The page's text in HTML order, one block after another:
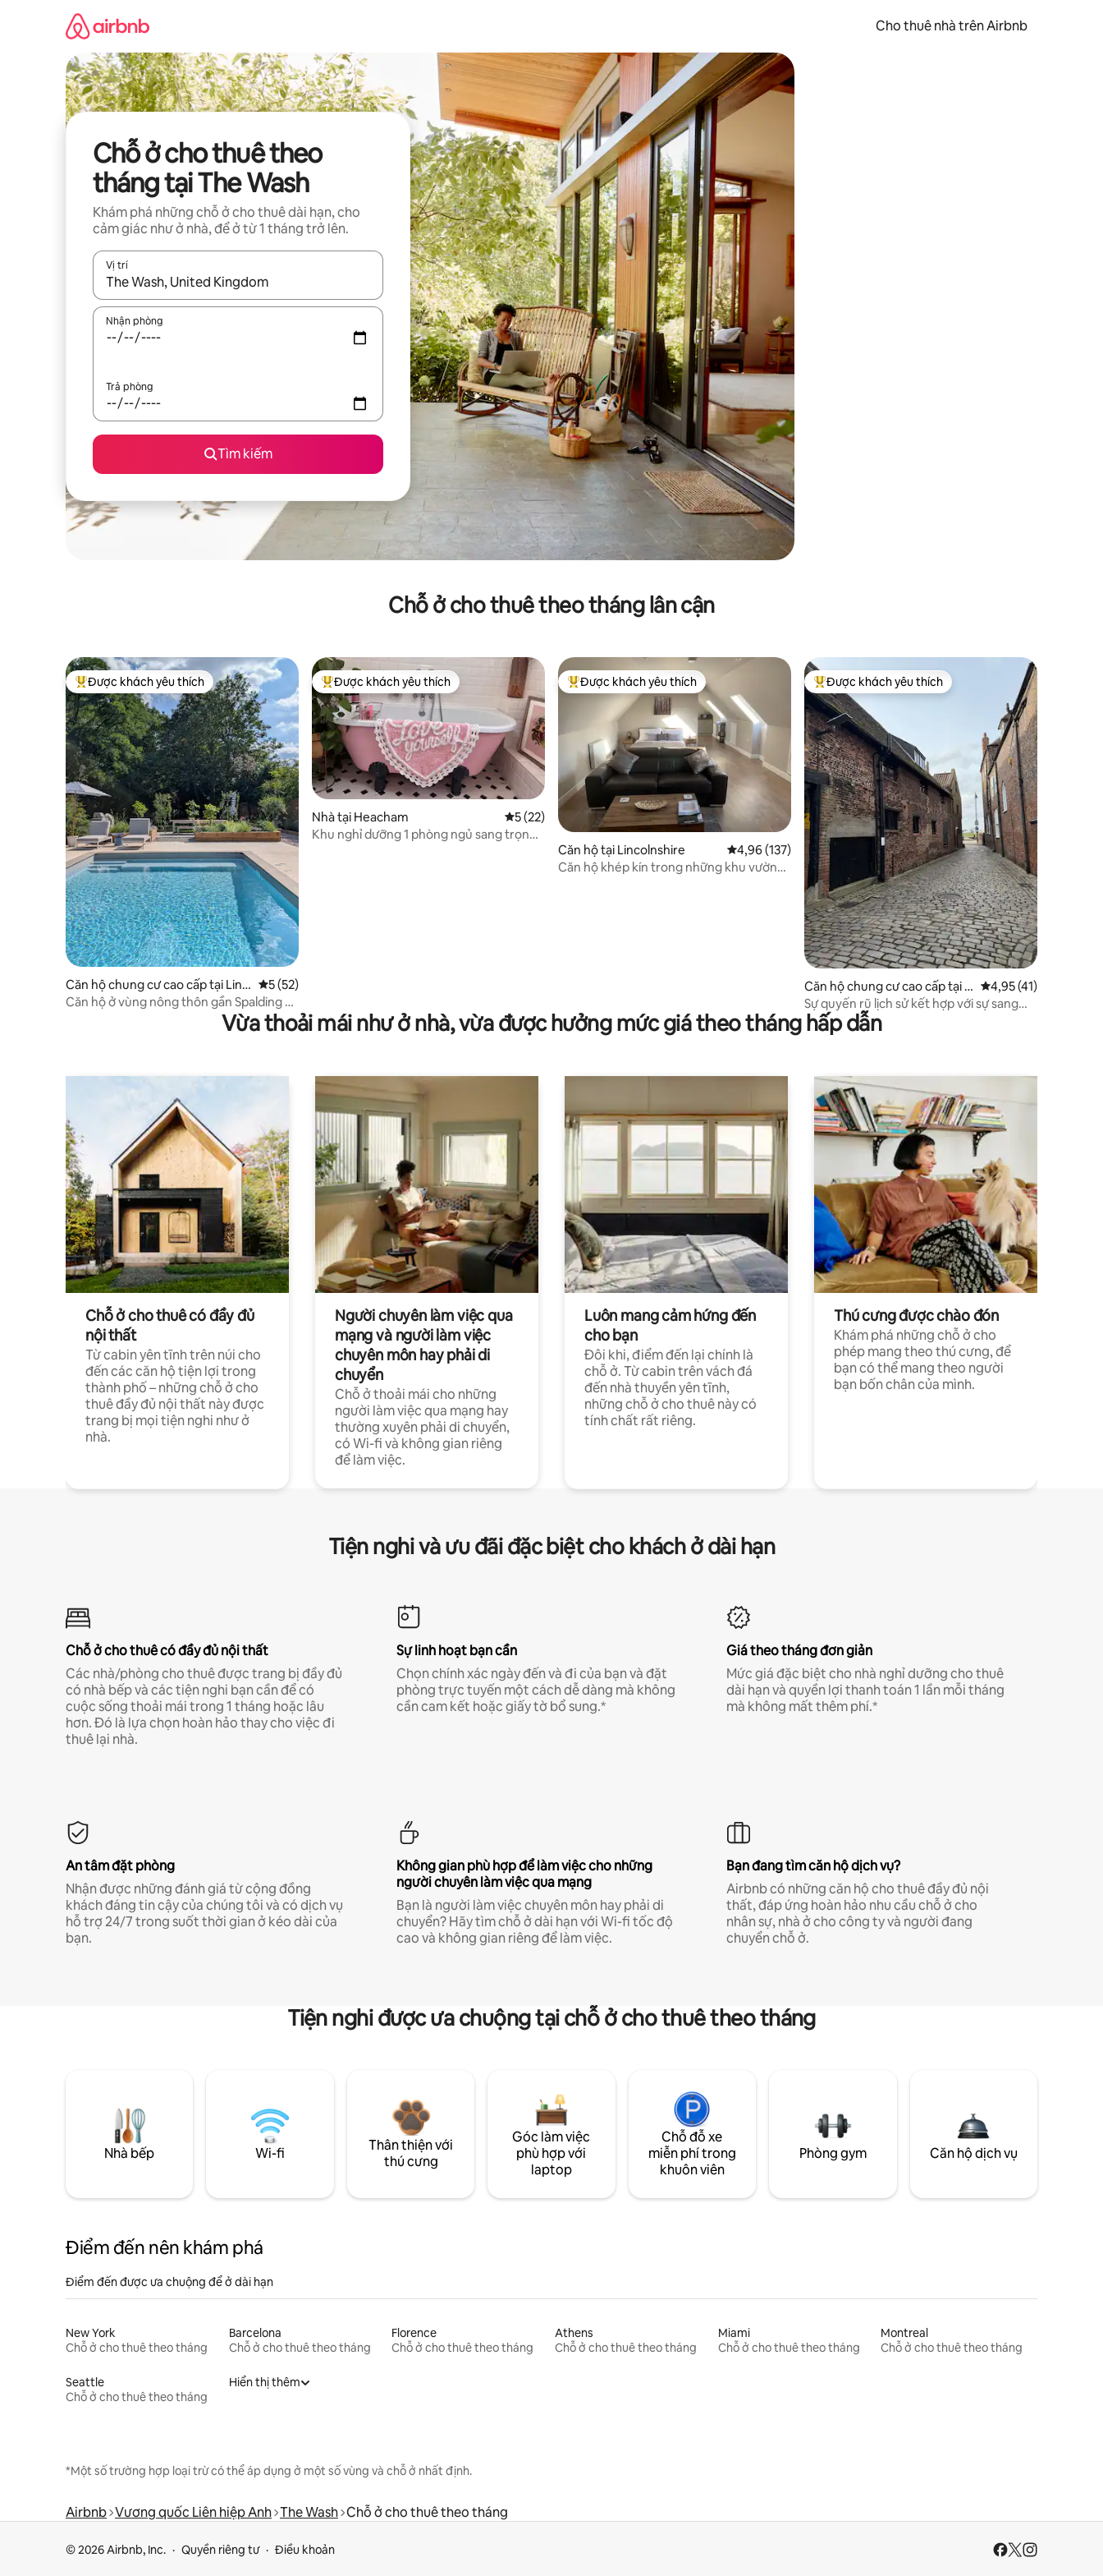
Cho thuê nhà trên Airbnb
Chỗ ở cho thuê theo
tháng tại The Wash
Khám phá những chỗ ở cho thuê dài hạn, cho
cảm giác như ở nhà, để ở từ 1 tháng trở lên.
Vị trí
Khi có kết quả, hãy điều hướng bằng phím mũi tên lên và xuống hoặc khám phá bằng các thao tác chạm hoặc vuốt.
Nhận phòng
Trả phòng
Tìm kiếm
Chỗ ở cho thuê theo tháng lân cận
Được khách yêu thích nhất
Được khách yêu thích
Căn hộ chung cư cao cấp tại Linc
olnshire
Xếp hạng trung bình 5/5, 52 đánh giá
5 (52)
Căn hộ ở vùng nông thôn gần Spalding có
Được khách yêu thích nhất
Được khách yêu thích
Nhà tại Heacham Xếp hạng trung bình 5/5, 22 đánh giá
5 (22)
Khu nghỉ dưỡng 1 phòng ngủ sang trọng,
Được khách yêu thích nhất
Được khách yêu thích
Căn hộ tại Lincolnshire Xếp hạng trung bình 4,96/5, 137 đánh giá
4,96 (137)
Căn hộ khép kín trong những khu vườn
Được khách yêu thích nhất
Được khách yêu thích
Căn hộ chung cư cao cấp tại N
orfolk
Xếp hạng trung bình
4,95 (41)
Sự quyến rũ lịch sử kết hợp với sự sang
trọng hiện đại ở trung tâm thành phố
Vừa thoải mái như ở nhà, vừa được hưởng mức giá theo tháng hấp dẫn
Chỗ ở cho thuê có đầy đủ
nội thất
Từ cabin yên tĩnh trên núi cho
đến các căn hộ tiện lợi trong
thành phố – những chỗ ở cho
thuê đầy đủ nội thất này được
trang bị mọi tiện nghi như ở
nhà.
Người chuyên làm việc qua
mạng và người làm việc
chuyên môn hay phải di
chuyển
Chỗ ở thoải mái cho những
người làm việc qua mạng hay
thường xuyên phải di chuyển,
có Wi-fi và không gian riêng
để làm việc.
Luôn mang cảm hứng đến
cho bạn
Đôi khi, điểm đến lại chính là
chỗ ở. Từ cabin trên vách đá
đến nhà thuyền yên tĩnh,
những chỗ ở cho thuê này có
tính chất rất riêng.
Thú cưng được chào đón
Khám phá những chỗ ở cho
phép mang theo thú cưng, để
bạn có thể mang theo người
bạn bốn chân của mình.
Tiện nghi và ưu đãi đặc biệt cho khách ở dài hạn
Chỗ ở cho thuê có đầy đủ nội thất
Các nhà/phòng cho thuê được trang bị đầy đủ
có nhà bếp và các tiện nghi bạn cần để có
cuộc sống thoải mái trong 1 tháng hoặc lâu
hơn. Đó là lựa chọn hoàn hảo thay cho việc đi
thuê lại nhà.
Sự linh hoạt bạn cần
Chọn chính xác ngày đến và đi của bạn và đặt
phòng trực tuyến một cách dễ dàng mà không
cần cam kết hoặc giấy tờ bổ sung.*
Giá theo tháng đơn giản
Mức giá đặc biệt cho nhà nghỉ dưỡng cho thuê
dài hạn và quyền lợi thanh toán 1 lần mỗi tháng
mà không mất thêm phí.*
An tâm đặt phòng
Nhận được những đánh giá từ cộng đồng
khách đáng tin cậy của chúng tôi và có dịch vụ
hỗ trợ 24/7 trong suốt thời gian ở kéo dài của
bạn.
Không gian phù hợp để làm việc cho những
người chuyên làm việc qua mạng
Bạn là người làm việc chuyên môn hay phải di
chuyển? Hãy tìm chỗ ở dài hạn với Wi-fi tốc độ
cao và không gian riêng để làm việc.
Bạn đang tìm căn hộ dịch vụ?
Airbnb có những căn hộ cho thuê đầy đủ nội
thất, đáp ứng hoàn hảo nhu cầu chỗ ở cho
nhân sự, nhà ở cho công ty và người đang
chuyển chỗ ở.
Tiện nghi được ưa chuộng tại chỗ ở cho thuê theo tháng
Nhà bếp Wi-fi
Thân thiện với
thú cưng
Góc làm việc
phù hợp với
laptop
Chỗ đỗ xe
miễn phí trong
khuôn viên
Phòng gym Căn hộ dịch vụ
Điểm đến nên khám phá
Điểm đến được ưa chuộng để ở dài hạn
New York
Chỗ ở cho thuê theo tháng
Barcelona
Chỗ ở cho thuê theo tháng
Florence
Chỗ ở cho thuê theo tháng
Athens
Chỗ ở cho thuê theo tháng
Miami
Chỗ ở cho thuê theo tháng
Montreal
Chỗ ở cho thuê theo tháng
Seattle
Chỗ ở cho thuê theo tháng
Hiển thị thêm
*Một số trường hợp loại trừ có thể áp dụng ở một số vùng và chỗ ở nhất định.
Airbnb Vương quốc Liên hiệp Anh The Wash Chỗ ở cho thuê theo tháng
© 2026 Airbnb, Inc. Quyền riêng tư Điều khoản